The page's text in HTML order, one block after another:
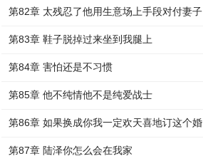
第82章 太残忍了他用生意场上手段对付妻子
第83章 鞋子脱掉过来坐到我腿上
第84章 害怕还是不习惯
第85章 他不纯情他不是纯爱战士
第86章 如果换成你我一定欢天喜地订这个婚
第87章 陆泽你怎么会在我家